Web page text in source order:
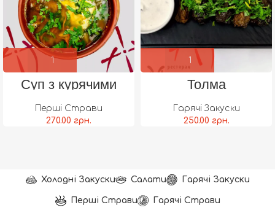
Суп з курячими
тельбухами
Перші Страви
270.00 грн.
Толма
Гарячі Закуски
250.00 грн.
Холодні Закуски Салати Гарячі Закуски
Перші Страви Гарячі Страви